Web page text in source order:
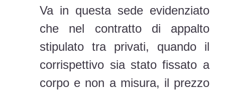
Va in questa sede evidenziato
che nel contratto di appalto
stipulato tra privati, quando il
corrispettivo sia stato fissato a
corpo e non a misura, il prezzo